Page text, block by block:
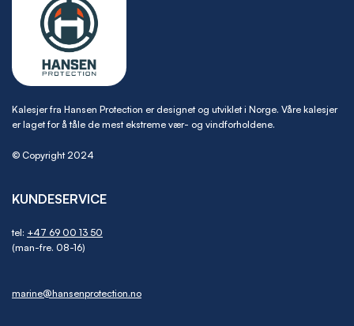
Kalesjer fra Hansen Protection er designet og utviklet i Norge. Våre kalesjer
er laget for å tåle de mest ekstreme vær- og vindforholdene.
© Copyright 2024
KUNDESERVICE
tel: +47 69 00 13 50
(man-fre. 08-16)
marine@hansenprotection.no